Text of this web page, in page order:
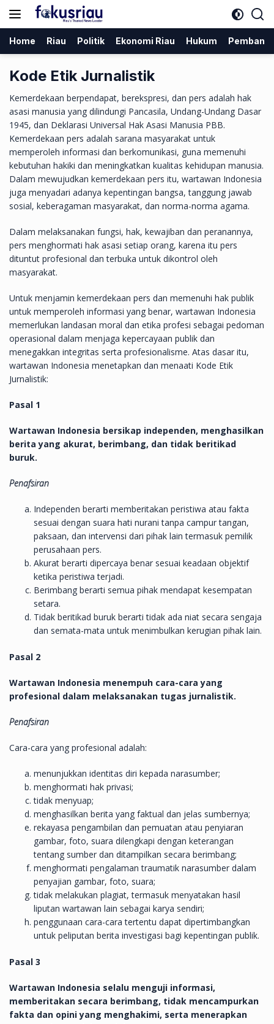
Langsung
Home Riau Politik Ekonomi Riau Hukum
Kode Etik Jurnalistik
Kemerdekaan berpendapat, berekspresi, dan pers adalah hak
asasi manusia yang dilindungi Pancasila, Undang-Undang Dasar
1945, dan Deklarasi Universal Hak Asasi Manusia PBB.
Kemerdekaan pers adalah sarana masyarakat untuk
memperoleh informasi dan berkomunikasi, guna memenuhi
kebutuhan hakiki dan meningkatkan kualitas kehidupan manusia.
Dalam mewujudkan kemerdekaan pers itu, wartawan Indonesia
juga menyadari adanya kepentingan bangsa, tanggung jawab
sosial, keberagaman masyarakat, dan norma-norma agama.
Dalam melaksanakan fungsi, hak, kewajiban dan peranannya,
pers menghormati hak asasi setiap orang, karena itu pers
dituntut profesional dan terbuka untuk dikontrol oleh
masyarakat.
Untuk menjamin kemerdekaan pers dan memenuhi hak publik
untuk memperoleh informasi yang benar, wartawan Indonesia
memerlukan landasan moral dan etika profesi sebagai pedoman
operasional dalam menjaga kepercayaan publik dan
menegakkan integritas serta profesionalisme. Atas dasar itu,
wartawan Indonesia menetapkan dan menaati Kode Etik
Jurnalistik:
Pasal 1
Wartawan Indonesia bersikap independen, menghasilkan
berita yang akurat, berimbang, dan tidak beritikad
buruk.
Penafsiran
Independen berarti memberitakan peristiwa atau fakta
sesuai dengan suara hati nurani tanpa campur tangan,
paksaan, dan intervensi dari pihak lain termasuk pemilik
perusahaan pers.
Akurat berarti dipercaya benar sesuai keadaan objektif
ketika peristiwa terjadi.
Berimbang berarti semua pihak mendapat kesempatan
setara.
Tidak beritikad buruk berarti tidak ada niat secara sengaja
dan semata-mata untuk menimbulkan kerugian pihak lain.
Pasal 2
Wartawan Indonesia menempuh cara-cara yang
profesional dalam melaksanakan tugas jurnalistik.
Penafsiran
Cara-cara yang profesional adalah:
menunjukkan identitas diri kepada narasumber;
menghormati hak privasi;
tidak menyuap;
menghasilkan berita yang faktual dan jelas sumbernya;
rekayasa pengambilan dan pemuatan atau penyiaran
gambar, foto, suara dilengkapi dengan keterangan
tentang sumber dan ditampilkan secara berimbang;
menghormati pengalaman traumatik narasumber dalam
penyajian gambar, foto, suara;
tidak melakukan plagiat, termasuk menyatakan hasil
liputan wartawan lain sebagai karya sendiri;
penggunaan cara-cara tertentu dapat dipertimbangkan
untuk peliputan berita investigasi bagi kepentingan publik.
Pasal 3
Wartawan Indonesia selalu menguji informasi,
memberitakan secara berimbang, tidak mencampurkan
fakta dan opini yang menghakimi, serta menerapkan